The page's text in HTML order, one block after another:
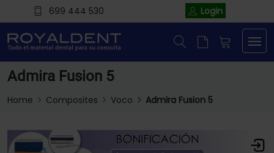
699 444 530 Login
Admira Fusion 5
Home Composites Voco Admira Fusion 5